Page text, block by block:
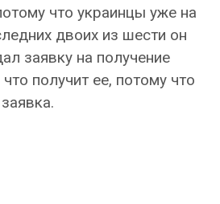
что украинцы уже на
двоих из шести он
заявку на получение
получит ее, потому что